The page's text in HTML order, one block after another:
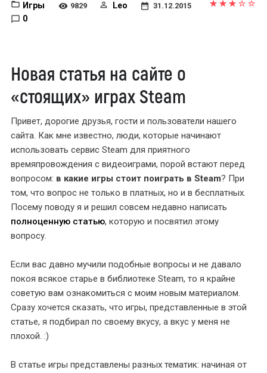
Игры 9829 Leo 31.12.2015
0
Новая статья на сайте о
«стоящих» играх Steam
Привет, дорогие друзья, гости и пользователи нашего
сайта. Как мне известно, люди, которые начинают
использовать сервис Steam для приятного
времяпровождения с видеоиграми, порой встают перед
вопросом: в какие игры стоит поиграть в Steam? При
том, что вопрос не только в платных, но и в бесплатных.
Посему поводу я и решил совсем недавно написать
полноценную статью, которую и посвятил этому
вопросу.
Если вас давно мучили подобные вопросы и не давало
покоя всякое старье в библиотеке Steam, то я крайне
советую вам ознакомиться с моим новым материалом.
Сразу хочется сказать, что игры, представленные в этой
статье, я подбирал по своему вкусу, а вкус у меня не
плохой. :)
В статье игры представлены разных тематик: начиная от